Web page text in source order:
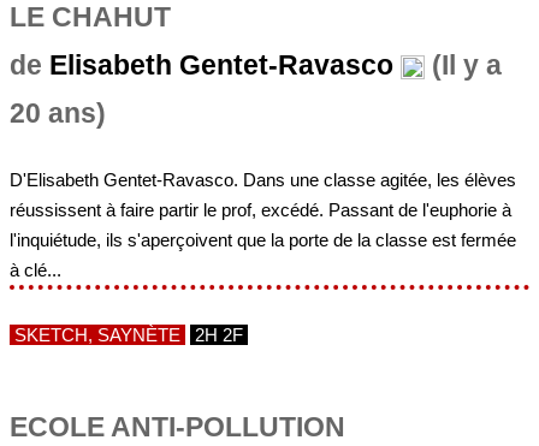
LE CHAHUT
de Elisabeth Gentet-Ravasco
(Il y a
20 ans)
D'Elisabeth Gentet-Ravasco. Dans une classe agitée, les élèves
réussissent à faire partir le prof, excédé. Passant de l'euphorie à
l'inquiétude, ils s'aperçoivent que la porte de la classe est fermée
à clé...
SKETCH, SAYNÈTE 2H 2F
ECOLE ANTI-POLLUTION